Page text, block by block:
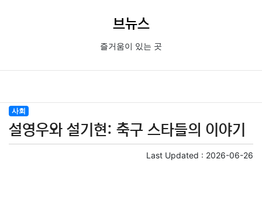
브뉴스
즐거움이 있는 곳
사회
설영우와 설기현: 축구 스타들의 이야기
Last Updated : 2026-06-26